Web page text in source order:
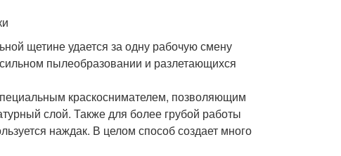
щетине удается за одну рабочую смену
пылеобразовании и разлетающихся
краскоснимателем, позволяющим
слой. Также для более грубой работы
наждак. В целом способ создает много